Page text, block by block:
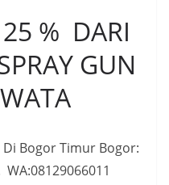
% DARI
GUN
Di Bogor Timur Bogor: